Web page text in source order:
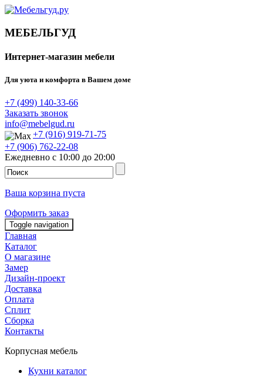
МЕБЕЛЬГУД
Интернет-магазин мебели
Для уюта и комфорта в Вашем доме
+7 (499) 140-33-66
Заказать звонок
info@mebelgud.ru
+7 (916) 919-71-75
+7 (906) 762-22-08
Ежедневно с 10:00 до 20:00
Ваша корзина пуста
Оформить заказ
Toggle navigation
Главная
Каталог
О магазине
Замер
Дизайн-проект
Доставка
Оплата
Сплит
Сборка
Контакты
Корпусная мебель
Кухни каталог